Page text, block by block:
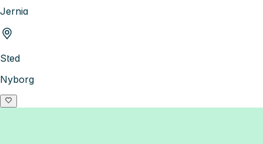
Jernia
Sted
Nyborg